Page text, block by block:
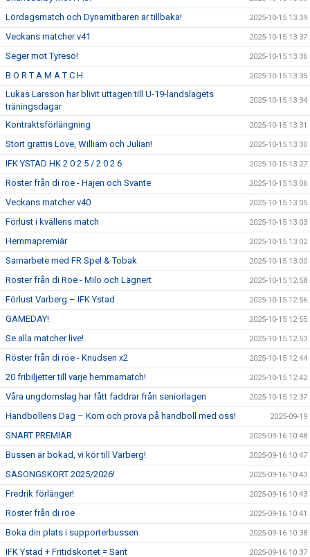
Lördagsmatch och Dynamitbaren är tillbaka! 2025-10-15 13:39
Veckans matcher v41 2025-10-15 13:37
Seger mot Tyresö! 2025-10-15 13:36
B O R T A M A T C H 2025-10-15 13:35
Lukas Larsson har blivit uttagen till U-19-landslagets
träningsdagar
2025-10-15 13:34
Kontraktsförlängning 2025-10-15 13:31
Stort grattis Love, William och Julian! 2025-10-15 13:30
IFK YSTAD HK 2 0 2 5 / 2 0 2 6 2025-10-15 13:27
Röster från di röe - Hajen och Svante 2025-10-15 13:06
Veckans matcher v40 2025-10-15 13:05
Förlust i kvällens match 2025-10-15 13:03
Hemmapremiär 2025-10-15 13:02
Samarbete med FR Spel & Tobak 2025-10-15 13:00
Röster från di Röe - Milo och Lägnert 2025-10-15 12:58
Förlust Varberg – IFK Ystad 2025-10-15 12:56
GAMEDAY! 2025-10-15 12:55
Se alla matcher live! 2025-10-15 12:53
Röster från di röe - Knudsen x2 2025-10-15 12:44
20 fribiljetter till varje hemmamatch! 2025-10-15 12:42
Våra ungdomslag har fått faddrar från seniorlagen 2025-10-15 12:37
Handbollens Dag – Kom och prova på handboll med oss! 2025-09-19
SNART PREMIÄR 2025-09-16 10:48
Bussen är bokad, vi kör till Varberg! 2025-09-16 10:47
SÄSONGSKORT 2025/2026! 2025-09-16 10:43
Fredrik förlänger! 2025-09-16 10:43
Röster från di röe 2025-09-16 10:41
Boka din plats i supporterbussen 2025-09-16 10:38
IFK Ystad + Fritidskortet = Sant 2025-09-16 10:37